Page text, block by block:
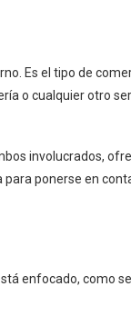
Es el tipo de
o cualquier otro
involucrados,
ponerse en
enfocado, como